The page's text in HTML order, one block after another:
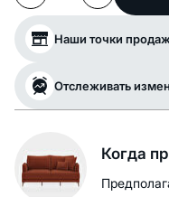
Наши точки
Отслеживать
Когда